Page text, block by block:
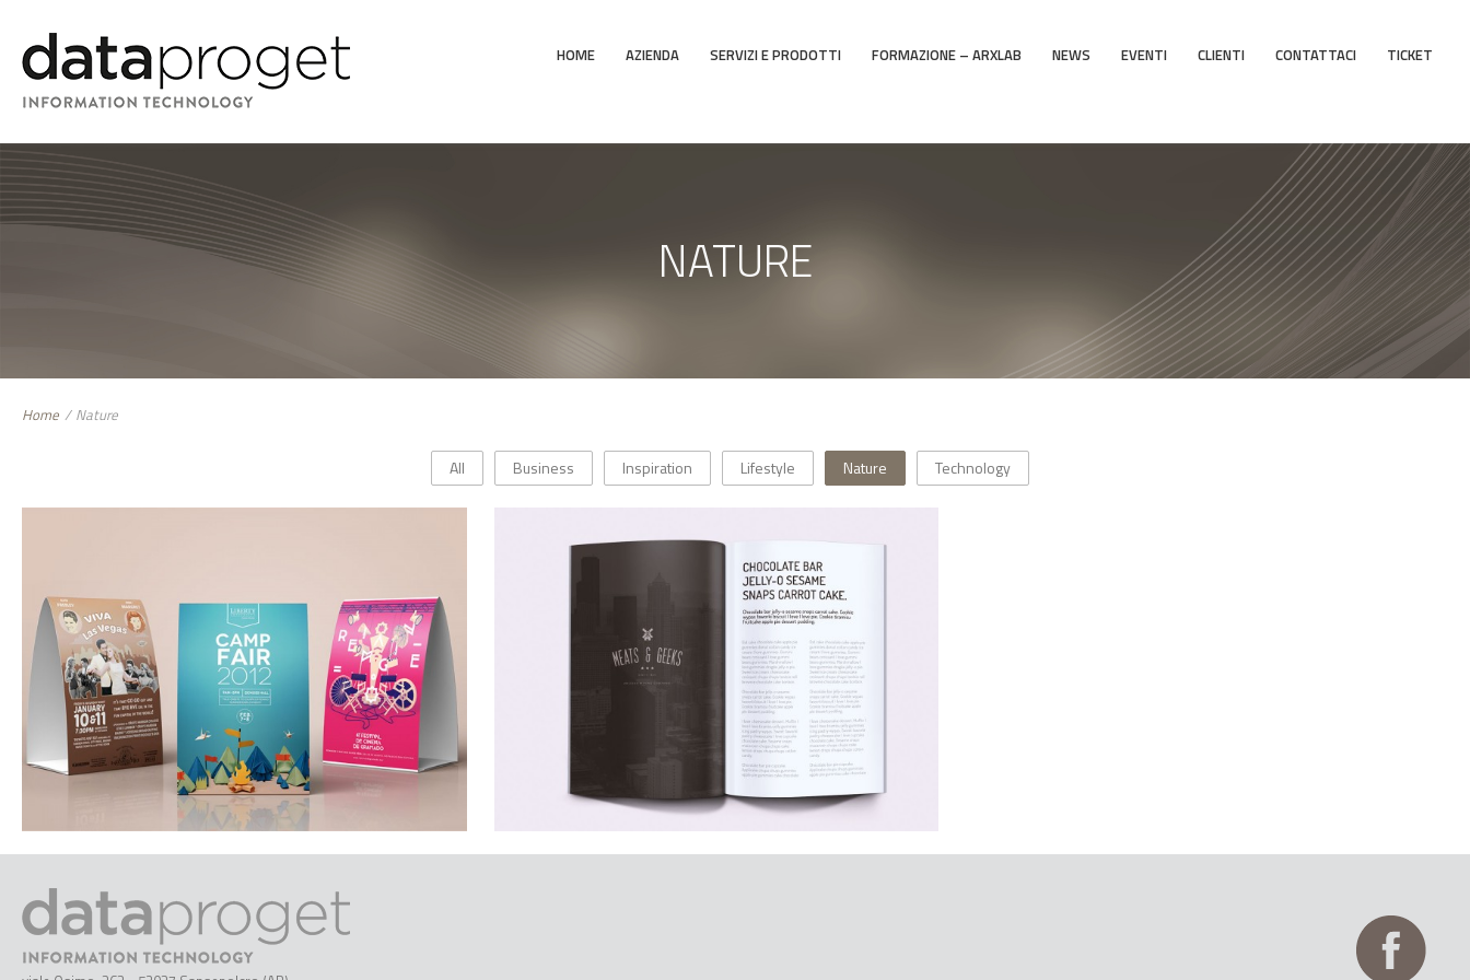
HOME AZIENDA SERVIZI E PRODOTTI FORMAZIONE – ARXLAB NEWS EVENTI CLIENTI CONTATTACI TICKET
NATURE
Home / Nature
All Business Inspiration Lifestyle Nature Technology